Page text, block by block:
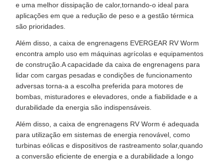
e uma melhor dissipação de calor,tornando-o ideal para
aplicações em que a redução de peso e a gestão térmica
são prioridades.
Além disso, a caixa de engrenagens EVERGEAR RV Worm
encontra amplo uso em máquinas agrícolas e equipamentos
de construção.A capacidade da caixa de engrenagens para
lidar com cargas pesadas e condições de funcionamento
adversas torna-a a escolha preferida para motores de
bombas, misturadores e elevadores, onde a fiabilidade e a
durabilidade da energia são indispensáveis.
Além disso, a caixa de engrenagens RV Worm é adequada
para utilização em sistemas de energia renovável, como
turbinas eólicas e dispositivos de rastreamento solar,quando
a conversão eficiente de energia e a durabilidade a longo